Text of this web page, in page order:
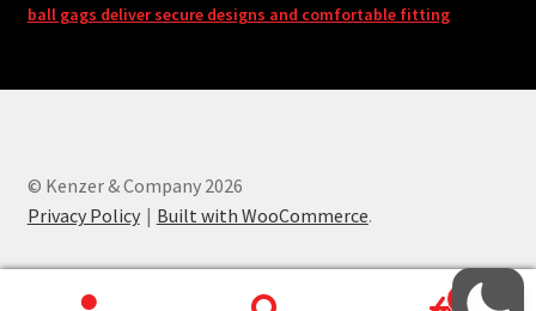
ball gags deliver secure designs and comfortable fitting
© Kenzer & Company 2026
Privacy Policy
Built with WooCommerce.